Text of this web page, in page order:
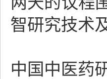
智研究技术
中国中医药